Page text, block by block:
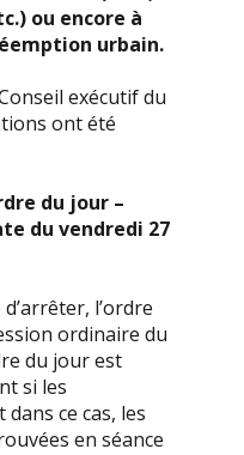
ou encore à
urbain.
exécutif du
ont été
du jour –
du vendredi 27
l’ordre
ordinaire du
du jour est
si les
dans ce cas, les
en séance